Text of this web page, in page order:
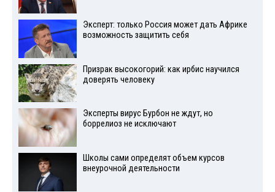
Эксперт: только Россия может дать Африке
возможность защитить себя
Призрак высокогорий: как ирбис научился
доверять человеку
Эксперты вирус Бурбон не ждут, но
боррелиоз не исключают
Школы сами определят объем курсов
внеурочной деятельности